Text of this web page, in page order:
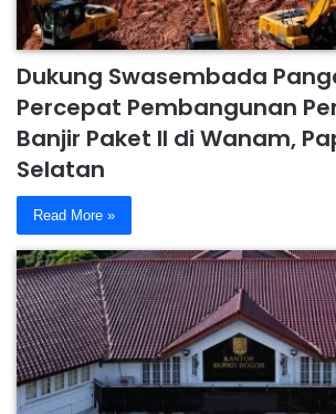
Dukung Swasembada
Percepat Pembangunan
Banjir Paket II di Wanam,
Selatan
Read More »